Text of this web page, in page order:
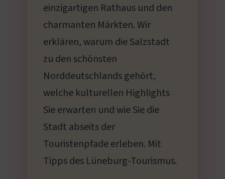
einzigartigen Rathaus und den
charmanten Märkten. Wir
erklären, warum die Salzstadt
zu den schönsten
Norddeutschlands gehört,
welche kulturellen Highlights
Sie erwarten und wie Sie die
Stadt abseits der
Touristenpfade erleben. Mit
Tipps des Lüneburg-Tourismus.